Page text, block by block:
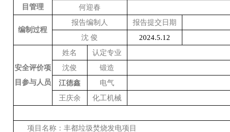
目管理
何迎春
编制过程
报告编制人 报告提交日期
沈 俊
2024.5.12
安全评价项
目参与人员
姓名 认定专业
沈俊
锻造
江德鑫
电气
王庆余
化工机械
项目名称： 丰都垃圾焚烧发电项目